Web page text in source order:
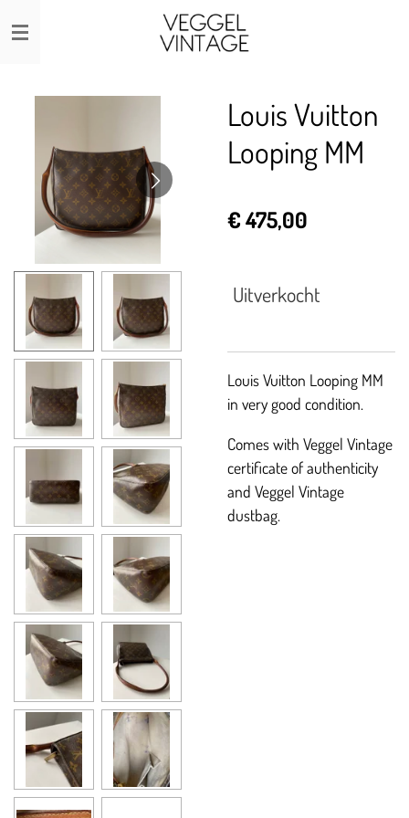
Ga
direct
Louis Vuitton
Looping MM
€ 475,00
Uitverkocht
Louis Vuitton Looping MM
in very good condition.
Comes with Veggel Vintage
certificate of authenticity
and Veggel Vintage
dustbag.